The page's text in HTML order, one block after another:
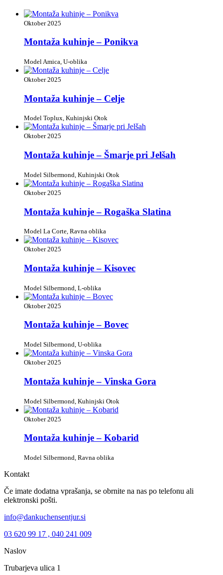
Oktober 2025
Montaža kuhinje – Ponikva
Model Amica, U-oblika
Oktober 2025
Montaža kuhinje – Celje
Model Toplux, Kuhinjski Otok
Oktober 2025
Montaža kuhinje – Šmarje pri Jelšah
Model Silbermond, Kuhinjski Otok
Oktober 2025
Montaža kuhinje – Rogaška Slatina
Model La Corte, Ravna oblika
Oktober 2025
Montaža kuhinje – Kisovec
Model Silbermond, L-oblika
Oktober 2025
Montaža kuhinje – Bovec
Model Silbermond, U-oblika
Oktober 2025
Montaža kuhinje – Vinska Gora
Model Silbermond, Kuhinjski Otok
Oktober 2025
Montaža kuhinje – Kobarid
Model Silbermond, Ravna oblika
Kontakt
Če imate dodatna vprašanja, se obrnite na nas po telefonu ali
elektronski pošti.
info@dankuchensentjur.si
03 620 99 17 , 040 241 009
Naslov
Trubarjeva ulica 1